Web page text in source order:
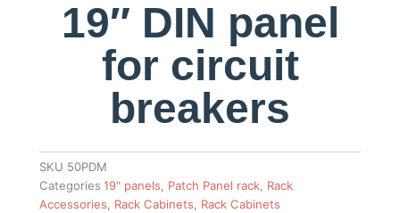
19″ DIN panel
for circuit
breakers
SKU 50PDM
Categories 19" panels, Patch Panel rack, Rack
Accessories, Rack Cabinets, Rack Cabinets